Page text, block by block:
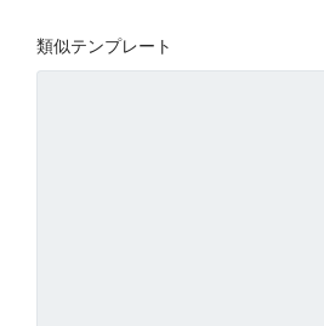
類似テンプレート